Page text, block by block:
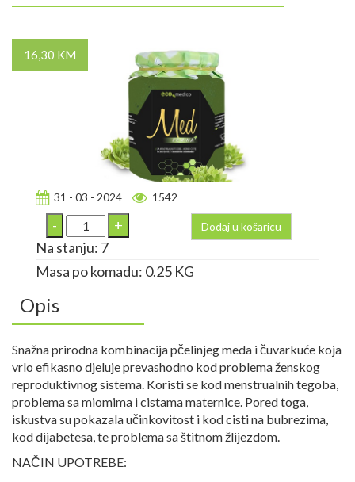
16,30 KM
31 - 03 - 2024 1542
Dodaj u košaricu
Na stanju: 7
Masa po komadu: 0.25 KG
Opis
Snažna prirodna kombinacija pčelinjeg meda i čuvarkuće koja
vrlo efikasno djeluje prevashodno kod problema ženskog
reproduktivnog sistema. Koristi se kod menstrualnih tegoba,
problema sa miomima i cistama maternice. Pored toga,
iskustva su pokazala učinkovitost i kod cisti na bubrezima,
kod dijabetesa, te problema sa štitnom žlijezdom.
NAČIN UPOTREBE: